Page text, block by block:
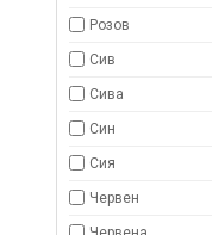
Розов
Сив
Сива
Син
Сия
Червен